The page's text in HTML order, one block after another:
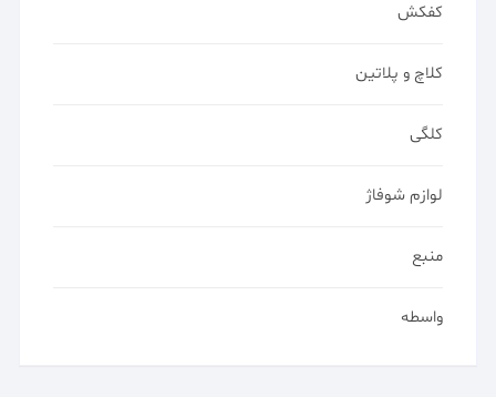
کفکش
کلاچ و پلاتین
کلگی
لوازم شوفاژ
منبع
واسطه